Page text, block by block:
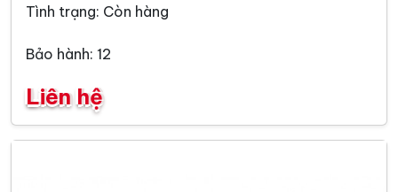
Tình trạng: Còn hàng
Bảo hành: 12
Liên hệ